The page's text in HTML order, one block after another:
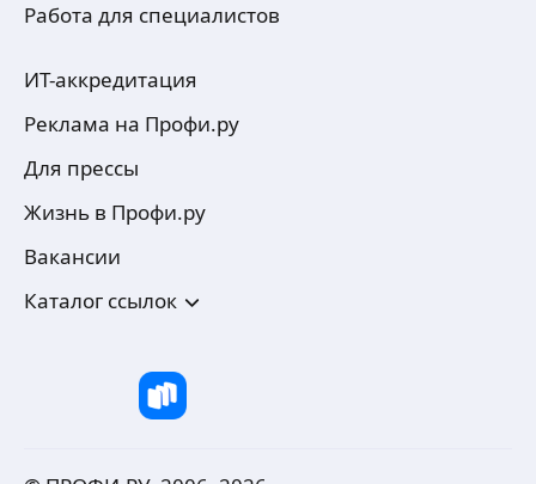
Работа для специалистов
ИТ-аккредитация
Реклама на Профи.ру
Для прессы
Жизнь в Профи.ру
Вакансии
Каталог ссылок